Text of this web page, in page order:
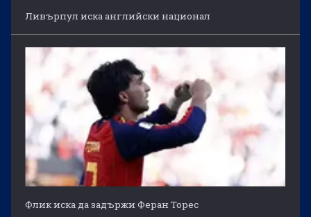
Ливърпул иска английски национал
Флик иска да задържи Феран Торес